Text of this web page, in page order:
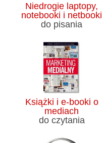
Niedrogie laptopy,
notebooki i netbooki
do pisania
Książki i e-booki o
mediach
do czytania